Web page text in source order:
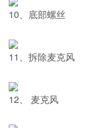
10、底部螺丝
11、拆除麦克风
12、 麦克风